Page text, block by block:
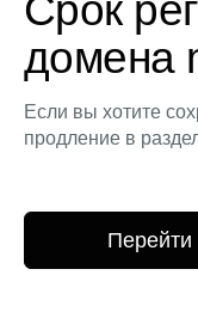
Срок
домена
Если вы хотите
продление в
Перейти